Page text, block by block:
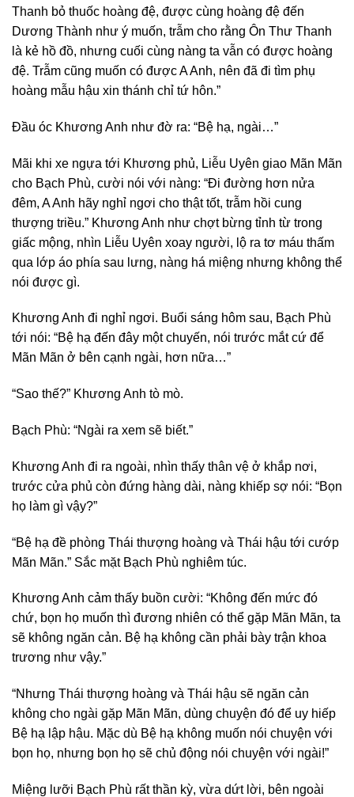
Thanh bỏ thuốc hoàng đệ, được cùng hoàng đệ đến
Dương Thành như ý muốn, trẫm cho rằng Ôn Thư Thanh
là kẻ hồ đồ, nhưng cuối cùng nàng ta vẫn có được hoàng
đệ. Trẫm cũng muốn có được A Anh, nên đã đi tìm phụ
hoàng mẫu hậu xin thánh chỉ tứ hôn.”
Đầu óc Khương Anh như đờ ra: “Bệ hạ, ngài…”
Mãi khi xe ngựa tới Khương phủ, Liễu Uyên giao Mãn Mãn
cho Bạch Phù, cười nói với nàng: “Đi đường hơn nửa
đêm, A Anh hãy nghỉ ngơi cho thật tốt, trẫm hồi cung
thượng triều.” Khương Anh như chợt bừng tỉnh từ trong
giấc mộng, nhìn Liễu Uyên xoay người, lộ ra tơ máu thấm
qua lớp áo phía sau lưng, nàng há miệng nhưng không thể
nói được gì.
Khương Anh đi nghỉ ngơi. Buổi sáng hôm sau, Bạch Phù
tới nói: “Bệ hạ đến đây một chuyến, nói trước mắt cứ để
Mãn Mãn ở bên cạnh ngài, hơn nữa…”
“Sao thế?” Khương Anh tò mò.
Bạch Phù: “Ngài ra xem sẽ biết.”
Khương Anh đi ra ngoài, nhìn thấy thân vệ ở khắp nơi,
trước cửa phủ còn đứng hàng dài, nàng khiếp sợ nói: “Bọn
họ làm gì vậy?”
“Bệ hạ đề phòng Thái thượng hoàng và Thái hậu tới cướp
Mãn Mãn.” Sắc mặt Bạch Phù nghiêm túc.
Khương Anh cảm thấy buồn cười: “Không đến mức đó
chứ, bọn họ muốn thì đương nhiên có thể gặp Mãn Mãn, ta
sẽ không ngăn cản. Bệ hạ không cần phải bày trận khoa
trương như vậy.”
“Nhưng Thái thượng hoàng và Thái hậu sẽ ngăn cản
không cho ngài gặp Mãn Mãn, dùng chuyện đó để uy hiếp
Bệ hạ lập hậu. Mặc dù Bệ hạ không muốn nói chuyện với
bọn họ, nhưng bọn họ sẽ chủ động nói chuyện với ngài!”
Miệng lưỡi Bạch Phù rất thần kỳ, vừa dứt lời, bên ngoài